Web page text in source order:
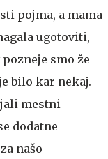
pojma, a mama
ugotoviti,
smo že
bilo kar nekaj.
mestni
dodatne
našo